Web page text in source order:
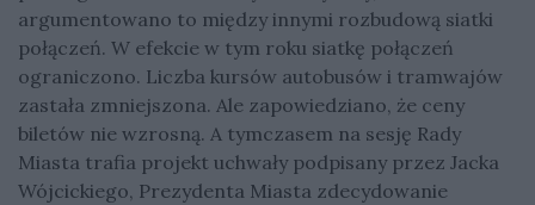
argumentowano to między innymi rozbudową siatki
połączeń. W efekcie w tym roku siatkę połączeń
ograniczono. Liczba kursów autobusów i tramwajów
zastała zmniejszona. Ale zapowiedziano, że ceny
biletów nie wzrosną. A tymczasem na sesję Rady
Miasta trafia projekt uchwały podpisany przez Jacka
Wójcickiego, Prezydenta Miasta zdecydowanie